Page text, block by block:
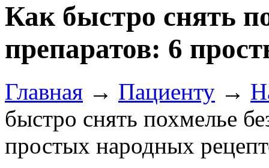
Как быстро снять
препаратов: 6
Главная → Пациенту →
быстро снять похмелье
простых народных